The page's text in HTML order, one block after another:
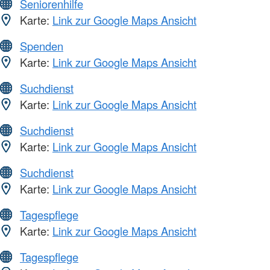
Seniorenhilfe
Karte: Link zur Google Maps Ansicht
Spenden
Karte: Link zur Google Maps Ansicht
Suchdienst
Karte: Link zur Google Maps Ansicht
Suchdienst
Karte: Link zur Google Maps Ansicht
Suchdienst
Karte: Link zur Google Maps Ansicht
Tagespflege
Karte: Link zur Google Maps Ansicht
Tagespflege